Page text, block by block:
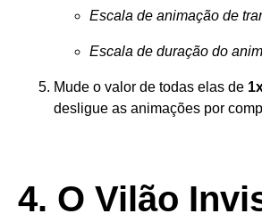
Escala de animação de
Escala de duração do
Mude o valor de todas elas de
desligue as animações por
4. O Vilão